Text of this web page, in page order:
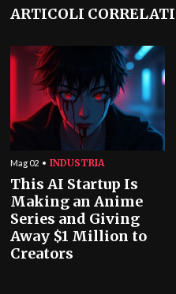
ARTICOLI CORRELATI
Mag 02 INDUSTRIA
This AI Startup Is
Making an Anime
Series and Giving
Away $1 Million to
Creators